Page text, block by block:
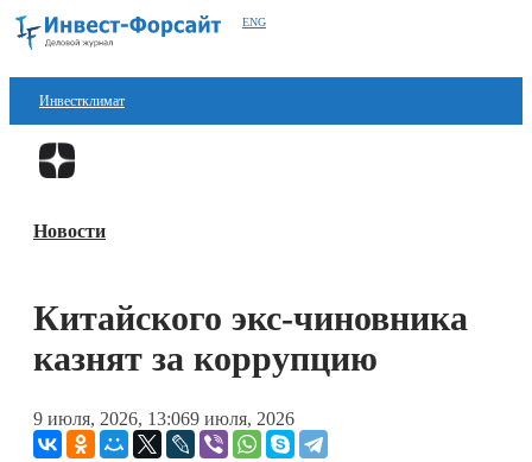
ENG
Инвестклимат
Финансы
Блокчейн
Книги
Новости
Китайского экс-чиновника
казнят за коррупцию
9 июля, 2026, 13:069 июля, 2026